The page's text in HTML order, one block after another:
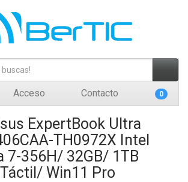
Acceso Contacto 0
ExpertBook Ultra
TH0972X Intel
7-356H/ 32GB/ 1TB
Win11 Pro